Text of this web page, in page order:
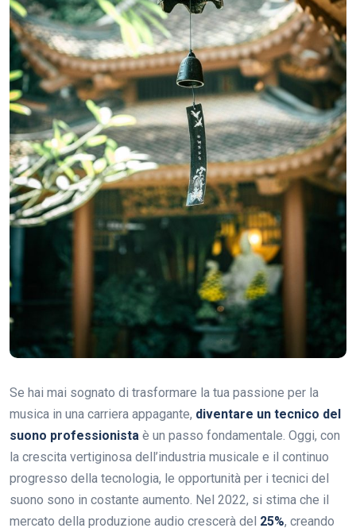
Se hai mai sognato di trasformare la tua passione per la
musica in una carriera appagante, diventare un tecnico del
suono professionista è un passo fondamentale. Oggi, con
la crescita vertiginosa dell’industria musicale e il continuo
progresso della tecnologia, le opportunità per i tecnici del
suono sono in costante aumento. Nel 2022, si stima che il
mercato della produzione audio crescerà del 25%, creando